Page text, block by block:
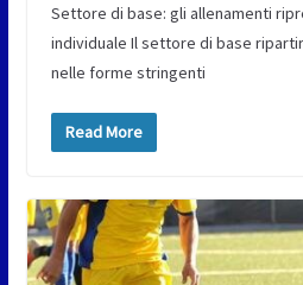
Settore di base: gli allenamenti
individuale Il settore di base
nelle forme stringenti
Read More